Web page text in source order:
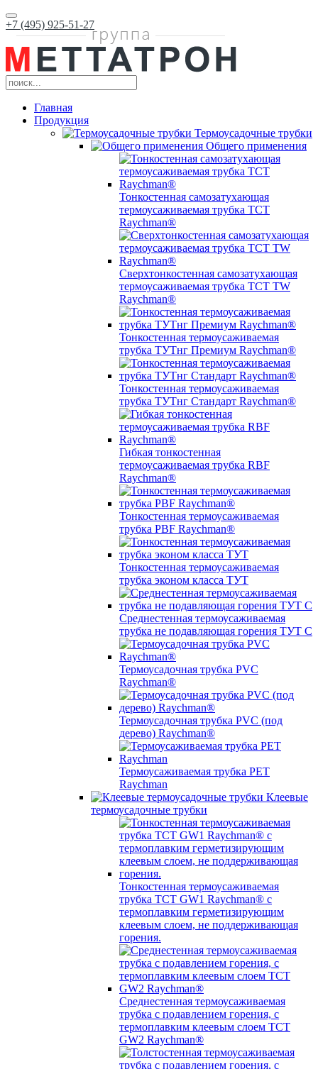
+7 (495) 925-51-27
Главная
Продукция
Термоусадочные трубки
Общего применения
Тонкостенная самозатухающая
термоусаживаемая трубка ТCT
Raychman®
Сверхтонкостенная самозатухающая
термоусаживаемая трубка ТCT TW
Raychman®
Тонкостенная термоусаживаемая
трубка ТУТнг Премиум Raychman®
Тонкостенная термоусаживаемая
трубка ТУТнг Стандарт Raychman®
Гибкая тонкостенная
термоусаживаемая трубка RBF
Raychman®
Тонкостенная термоусаживаемая
трубка PBF Raychman®
Тонкостенная термоусаживаемая
трубка эконом класса ТУТ
Среднестенная термоусаживаемая
трубка не подавляющая горения ТУТ С
Термоусадочная трубка PVC
Raychman®
Термоусадочная трубка PVC (под
дерево) Raychman®
Термоусаживаемая трубка PET
Raychman
Клеевые
термоусадочные трубки
Тонкостенная термоусаживаемая
трубка TCT GW1 Raychman® с
термоплавким герметизирующим
клеевым слоем, не поддерживающая
горения.
Среднестенная термоусаживаемая
трубка c подавлением горения, с
термоплавким клеевым слоем TCT
GW2 Raychman®